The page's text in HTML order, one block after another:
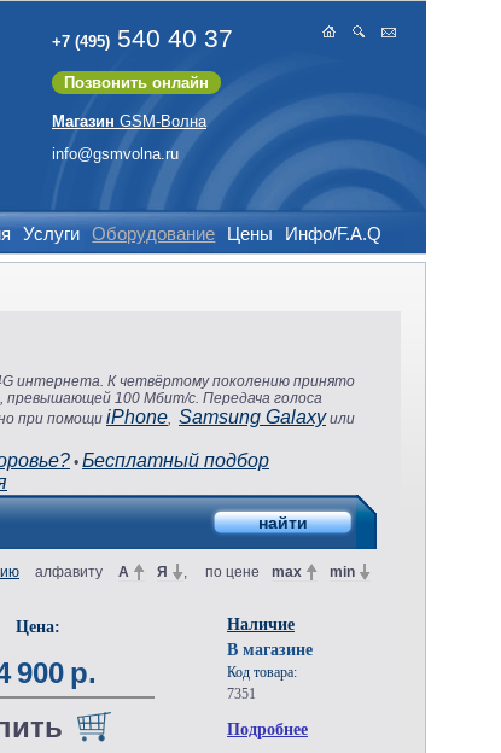
+7 (495) 540 40 37
Позвонить онлайн
Магазин GSM-Волна
info@gsmvolna.ru
Услуги Оборудование Цены Инфо/F.A.Q
интернета. К четвёртому поколению принято
превышающей 100 Мбит/с. Передача голоса
при помощи iPhone, Samsung Galaxyили
• Бесплатный подбор
алфавиту А Я , по цене max min
Цена:
900 р.
Наличие
В магазине
Код товара:
7351
Подробнее